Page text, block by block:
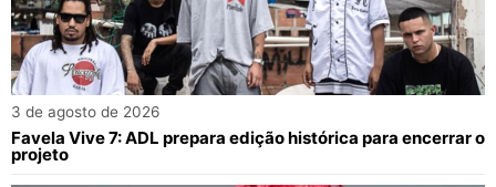
3 de agosto de 2026
Favela Vive 7: ADL prepara edição histórica para encerrar o
projeto